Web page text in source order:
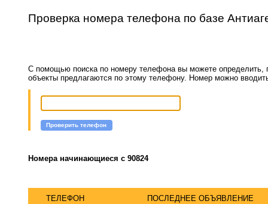
Проверка номера телефона по базе
С помощью поиска по номеру телефона вы можете определить,
объекты предлагаются по этому телефону. Номер можно
Проверить телефон
Номера начинающиеся с 90824
ТЕЛЕФОН ПОСЛЕДНЕЕ ОБЪЯВЛЕНИЕ